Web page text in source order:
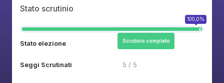
Stato scrutinio
100,0%
Stato elezione Scrutinio completo
Seggi Scrutinati 5 / 5